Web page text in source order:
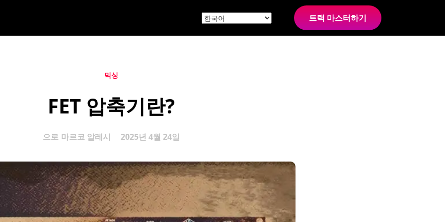
트랙 마스터하기
믹싱
FET 압축기란?
으로 마르코 알레시 2025년 4월 24일